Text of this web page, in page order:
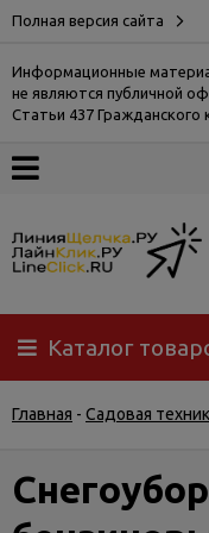
Полная версия сайта
Информационные
не являются публичной
Статьи 437 Гражданского
О
Доставка
Самовывоз
Гарантия
возврат
Каталог
Главная - Садовая